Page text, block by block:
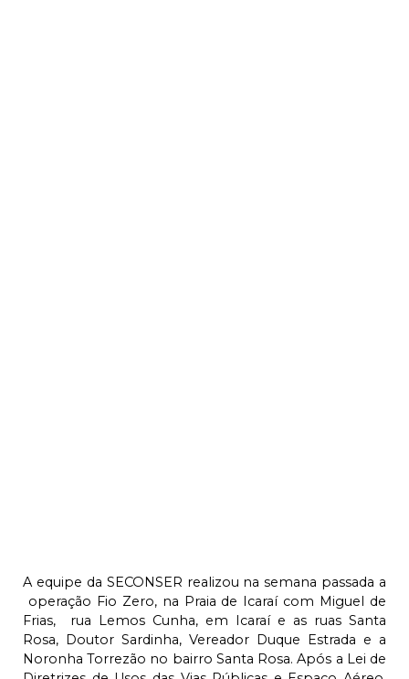
A equipe da SECONSER realizou na semana passada a
operação Fio Zero, na Praia de Icaraí com Miguel de
Frias, rua Lemos Cunha, em Icaraí e as ruas Santa
Rosa, Doutor Sardinha, Vereador Duque Estrada e a
Noronha Torrezão no bairro Santa Rosa. Após a Lei de